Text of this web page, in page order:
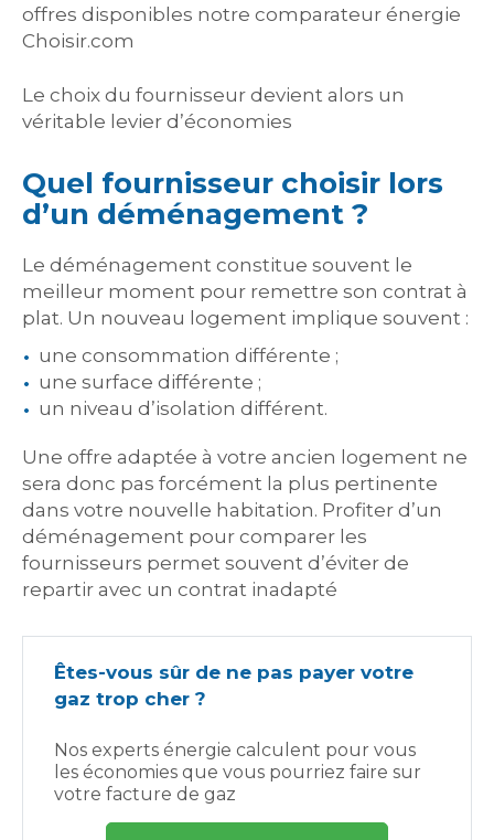
offres disponibles notre comparateur énergie
Choisir.com
Le choix du fournisseur devient alors un
véritable levier d’économies
Quel fournisseur choisir lors
d’un déménagement ?
Le déménagement constitue souvent le
meilleur moment pour remettre son contrat à
plat. Un nouveau logement implique souvent :
une consommation différente ;
une surface différente ;
un niveau d’isolation différent.
Une offre adaptée à votre ancien logement ne
sera donc pas forcément la plus pertinente
dans votre nouvelle habitation. Profiter d’un
déménagement pour comparer les
fournisseurs permet souvent d’éviter de
repartir avec un contrat inadapté
Êtes-vous sûr de ne pas payer votre
gaz trop cher ?
Nos experts énergie calculent pour vous
les économies que vous pourriez faire sur
votre facture de gaz